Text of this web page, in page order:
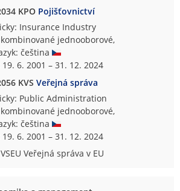
KPO Pojišťovnictví
Insurance Industry
jednooborové,
čeština
6. 2001 – 31. 12. 2024
KVSVeřejná správa
Public Administration
jednooborové,
čeština
6. 2001 – 31. 12. 2024
Veřejná správa v EU